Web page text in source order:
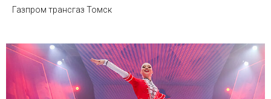
Газпром трансгаз Томск